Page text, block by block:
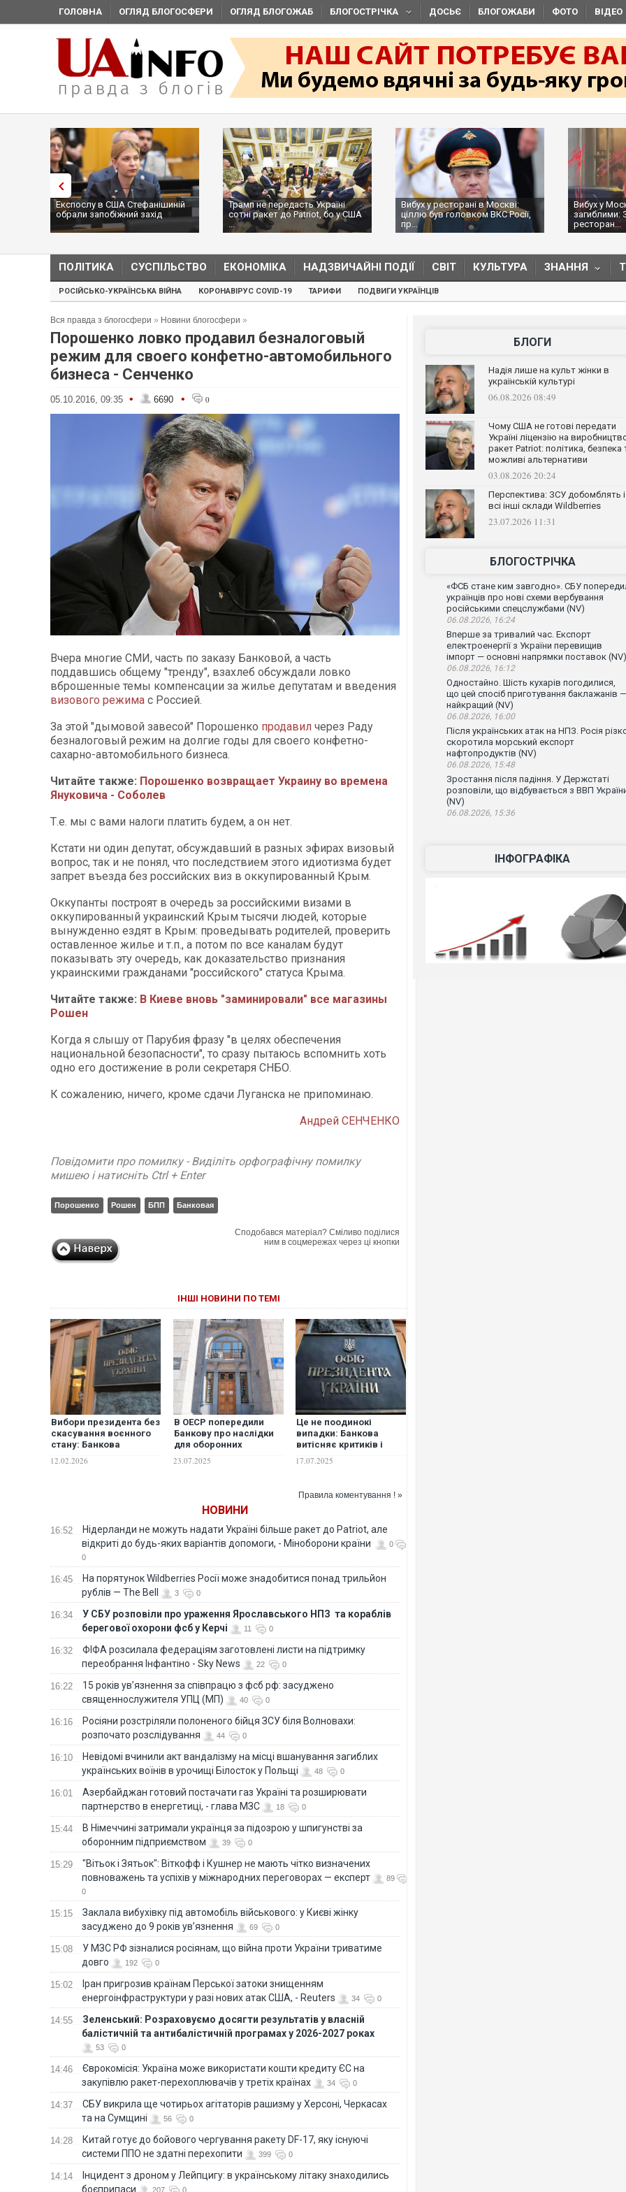
ГОЛОВНА ОГЛЯД БЛОГОСФЕРИ ОГЛЯД БЛОГОЖАБ БЛОГОСТРІЧКА ДОСЬЄ БЛОГОЖАБИ ФОТО ВІДЕО
Експослу в США Стефанішиній
обрали запобіжний захід
Трамп не передасть Україні
сотні ракет до Patriot, бо у США
...
Вибух у ресторані в Москві:
ціллю був головком ВКС Росії,
пр...
Вибух у
загиблими:
ресторан...
ПОЛІТИКА СУСПІЛЬСТВО ЕКОНОМІКА НАДЗВИЧАЙНІ ПОДІЇ СВІТ КУЛЬТУРА ЗНАННЯ
РОСІЙСЬКО-УКРАЇНСЬКА ВІЙНА КОРОНАВІРУС COVID-19 ТАРИФИ ПОДВИГИ УКРАЇНЦІВ
Вся правда з блогосфери » Новини блогосфери »
Порошенко ловко продавил безналоговый
режим для своего конфетно-автомобильного
бизнеса - Сенченко
05.10.2016, 09:35 • 6690 • 0
Вчера многие СМИ, часть по заказу Банковой, а часть
поддавшись общему "тренду", взахлеб обсуждали ловко
вброшенные темы компенсации за жилье депутатам и введения
визового режима с Россией.
За этой "дымовой завесой" Порошенко продавил через Раду
безналоговый режим на долгие годы для своего конфетно-
сахарно-автомобильного бизнеса.
Читайте также: Порошенко возвращает Украину во времена
Януковича - Соболев
Т.е. мы с вами налоги платить будем, а он нет.
Кстати ни один депутат, обсуждавший в разных эфирах визовый
вопрос, так и не понял, что последствием этого идиотизма будет
запрет въезда без российских виз в оккупированный Крым.
Оккупанты построят в очередь за российскими визами в
оккупированный украинский Крым тысячи людей, которые
вынужденно ездят в Крым: проведывать родителей, проверить
оставленное жилье и т.п., а потом по все каналам будут
показывать эту очередь, как доказательство признания
украинскими гражданами "российского" статуса Крыма.
Читайте также: В Киеве вновь "заминировали" все магазины
Рошен
Когда я слышу от Парубия фразу "в целях обеспечения
национальной безопасности", то сразу пытаюсь вспомнить хоть
одно его достижение в роли секретаря СНБО.
К сожалению, ничего, кроме сдачи Луганска не припоминаю.
Андрей СЕНЧЕНКО
Повідомити про помилку - Виділіть орфографічну помилку
мишею і натисніть Ctrl + Enter
Порошенко Рошен БПП Банковая
Сподобався матеріал? Сміливо поділися
ним в соцмережах через ці кнопки
ІНШІ НОВИНИ ПО ТЕМІ
Вибори президента без
скасування воєнного
стану: Банкова
сценарій як базовий, —
12.02.2026
В ОЕСР попередили
Банкову про наслідки
для оборонних
через атаку на
23.07.2025
Це не поодинокі
випадки: Банкова
витісняє критиків і
– FT
17.07.2025
Правила коментування ! »
НОВИНИ
16:52
Нідерланди не можуть надати Україні більше ракет до Patriot, але
відкриті до будь-яких варіантів допомоги, - Міноборони країни
0
0
16:45
На порятунок Wildberries Росії може знадобитися понад трильйон
рублів — The Bell
3 0
16:34
У СБУ розповіли про ураження Ярославського НПЗ та кораблів
берегової охорони фсб у Керчі
11 0
16:32
ФІФА розсилала федераціям заготовлені листи на підтримку
переобрання Інфантіно - Sky News
22 0
16:22
15 років ув’язнення за співпрацю з фсб рф: засуджено
священнослужителя УПЦ (МП)
40 0
16:16
Росіяни розстріляли полоненого бійця ЗСУ біля Волновахи:
розпочато розслідування
44 0
16:10
Невідомі вчинили акт вандалізму на місці вшанування загиблих
українських воїнів в урочищі Білосток у Польщі
48 0
16:01
Азербайджан готовий постачати газ Україні та розширювати
партнерство в енергетиці, - глава МЗС
18 0
15:44
В Німеччині затримали українця за підозрою у шпигунстві за
оборонним підприємством
39 0
15:29
"Вітьок і Зятьок": Віткофф і Кушнер не мають чітко визначених
повноважень та успіхів у міжнародних переговорах — експерт
89
0
15:15
Заклала вибухівку під автомобіль військового: у Києві жінку
засуджено до 9 років ув’язнення
69 0
15:08
У МЗС РФ зізналися росіянам, що війна проти України триватиме
довго
192 0
15:02
Іран пригрозив країнам Перської затоки знищенням
енергоінфраструктури у разі нових атак США, - Reuters
34 0
14:55
Зеленський: Розраховуємо досягти результатів у власній
балістичній та антибалістичній програмах у 2026-2027 роках
53 0
14:46
Єврокомісія: Україна може використати кошти кредиту ЄС на
закупівлю ракет-перехоплювачів у третіх країнах
34 0
14:37
СБУ викрила ще чотирьох агітаторів рашизму у Херсоні, Черкасах
та на Сумщині
56 0
14:28
Китай готує до бойового чергування ракету DF-17, яку існуючі
системи ППО не здатні перехопити
399 0
14:14
Інцидент з дроном у Лейпцигу: в українському літаку знаходились
боєприпаси
207 0
БЛОГИ
Надія лише на культ жінки в
українській культурі
06.08.2026 08:49
Чому США не готові передати
Україні ліцензію на
ракет Patriot: політика, безпека
можливі альтернативи
03.08.2026 20:24
Перспектива: ЗСУ добомблять і
всі інші склади Wildberries
23.07.2026 11:31
БЛОГОСТРІЧКА
«ФСБ стане ким завгодно». СБУ
українців про нові схеми вербування
російськими спецслужбами (NV)
06.08.2026, 16:24
Вперше за тривалий час. Експорт
електроенергії з України перевищив
імпорт — основні напрямки поставок (NV)
06.08.2026, 16:12
Одностайно. Шість кухарів погодилися,
що цей спосіб приготування баклажанів —
найкращий (NV)
06.08.2026, 16:00
Після українських атак на НПЗ. Росія
скоротила морський експорт
нафтопродуктів (NV)
06.08.2026, 15:48
Зростання після падіння. У Держстаті
розповіли, що відбувається з ВВП
(NV)
06.08.2026, 15:36
ІНФОГРАФІКА
торговельний центр, будинки, є
Топпосадовцю Повітряних Сил